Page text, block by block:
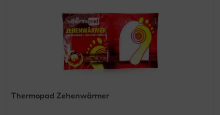
Thermopad Zehenwärmer